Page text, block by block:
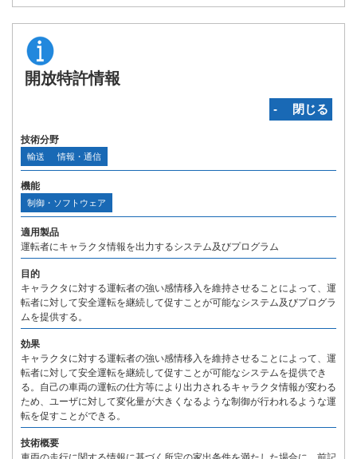
開放特許情報
‐ 閉じる
技術分野
輸送 情報・通信
機能
制御・ソフトウェア
適用製品
運転者にキャラクタ情報を出力するシステム及びプログラム
目的
キャラクタに対する運転者の強い感情移入を維持させることによって、運
転者に対して安全運転を継続して促すことが可能なシステム及びプログラ
ムを提供する。
効果
キャラクタに対する運転者の強い感情移入を維持させることによって、運
転者に対して安全運転を継続して促すことが可能なシステムを提供でき
る。自己の車両の運転の仕方等により出力されるキャラクタ情報が変わる
ため、ユーザに対して変化量が大きくなるような制御が行われるような運
転を促すことができる。
技術概要